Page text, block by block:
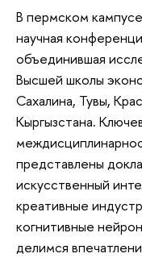
В пермском
научная
объединившая
Высшей школы
Сахалина, Тувы,
Кыргызстана.
представлены
искусственный
креативные
когнитивные
делимся